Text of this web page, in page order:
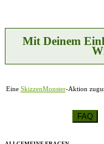
Mit Deinem
Eine SkizzenMonster-Aktion